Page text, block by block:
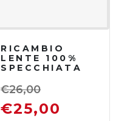
RICAMBIO
LENTE 100%
SPECCHIATA
€26,00
€25,00